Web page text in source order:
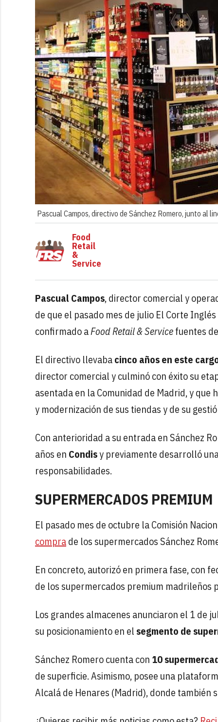
Pascual Campos, directivo de Sánchez Romero, junto al
Food
Retail
&
Service
Pascual Campos, director comercial y
de que el pasado mes de julio El Corte
confirmado aFood Retail & Servicefuentes
El directivo llevabacinco años en este
director comercial y culminó con éxito su
asentada en la Comunidad de Madrid, y que
y modernización de sus tiendas y de su
Con anterioridad a su entrada en Sánchez
años en Condisy previamente desarrolló
responsabilidades.
SUPERMERCADOS PREMIUM
El pasado mes de octubre la Comisión
comprade los supermercados Sánchez
En concreto, autorizó en primera fase, con
de los supermercados premium
Los grandes almacenes anunciaron el 1 de
su posicionamiento en el segmento de
Sánchez Romero cuenta con 10
de superficie. Asimismo, posee una
Alcalá de Henares (Madrid), donde también